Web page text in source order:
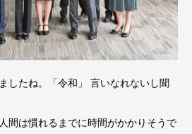
したね。「令和」 言いなれないし聞
間は慣れるまでに時間がかかりそうで